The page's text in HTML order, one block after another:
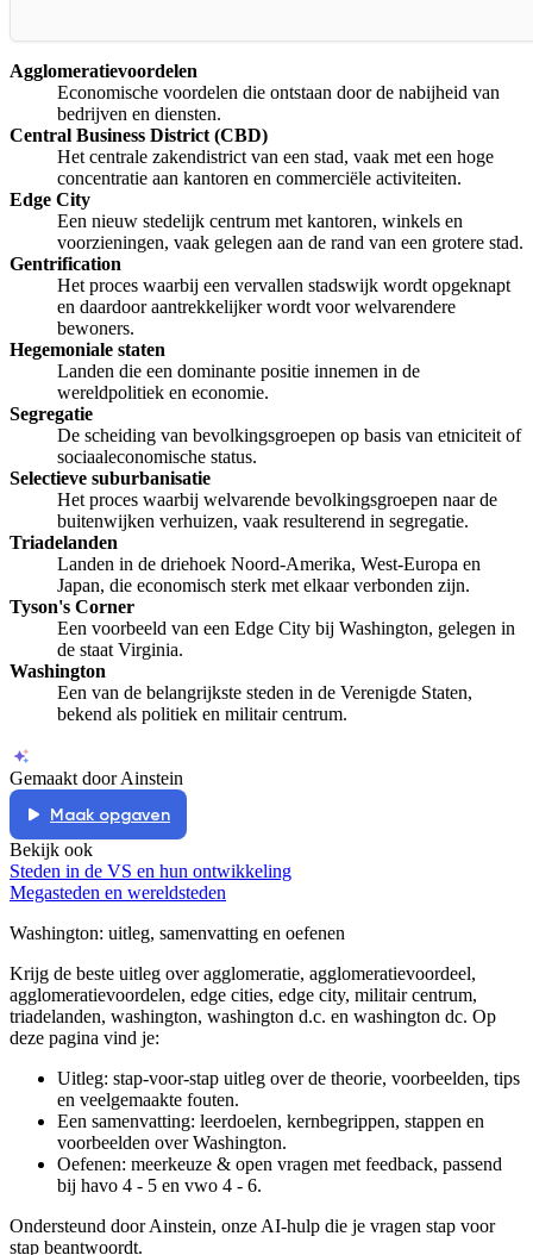
Agglomeratievoordelen
Economische voordelen die ontstaan door de nabijheid van
bedrijven en diensten.
Central Business District (CBD)
Het centrale zakendistrict van een stad, vaak met een hoge
concentratie aan kantoren en commerciële activiteiten.
Edge City
Een nieuw stedelijk centrum met kantoren, winkels en
voorzieningen, vaak gelegen aan de rand van een grotere stad.
Gentrification
Het proces waarbij een vervallen stadswijk wordt opgeknapt
en daardoor aantrekkelijker wordt voor welvarendere
bewoners.
Hegemoniale staten
Landen die een dominante positie innemen in de
wereldpolitiek en economie.
Segregatie
De scheiding van bevolkingsgroepen op basis van etniciteit of
sociaaleconomische status.
Selectieve suburbanisatie
Het proces waarbij welvarende bevolkingsgroepen naar de
buitenwijken verhuizen, vaak resulterend in segregatie.
Triadelanden
Landen in de driehoek Noord-Amerika, West-Europa en
Japan, die economisch sterk met elkaar verbonden zijn.
Tyson's Corner
Een voorbeeld van een Edge City bij Washington, gelegen in
de staat Virginia.
Washington
Een van de belangrijkste steden in de Verenigde Staten,
bekend als politiek en militair centrum.
Gemaakt door Ainstein
Maak opgaven
Bekijk ook
Steden in de VS en hun ontwikkeling
Megasteden en wereldsteden
Washington: uitleg, samenvatting en oefenen
Krijg de beste uitleg over agglomeratie, agglomeratievoordeel,
agglomeratievoordelen, edge cities, edge city, militair centrum,
triadelanden, washington, washington d.c. en washington dc. Op
deze pagina vind je:
Uitleg: stap-voor-stap uitleg over de theorie, voorbeelden, tips
en veelgemaakte fouten.
Een samenvatting: leerdoelen, kernbegrippen, stappen en
voorbeelden overWashington.
Oefenen: meerkeuze & open vragen met feedback, passend
bij havo 4 - 5 en vwo 4 - 6.
Ondersteund door Ainstein, onze AI-hulp die je vragen stap voor
stap beantwoordt.